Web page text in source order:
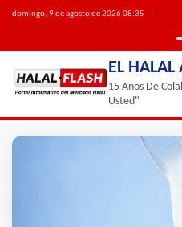
domingo, 9 de agosto de 2026 08:35
EL HALAL
15 Años De
Usted"